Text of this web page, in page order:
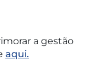
a gestão
aqui.